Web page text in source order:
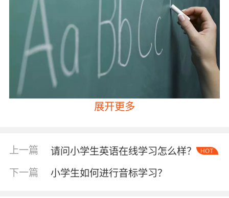
机构。因为儿童英语口语练习也是需要一个类母
语的学习环境，我们日常的生活无法满足孩子的
需求，那就找到一个全英文的授课学习空间，让
展开更多
上一篇 请问小学生英语在线学习怎么样？ HOT
下一篇 小学生如何进行音标学习？